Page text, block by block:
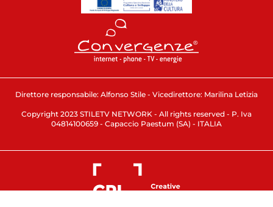
Direttore responsabile: Alfonso Stile - Vicedirettore: Marilina Letizia
Copyright 2023 STILETV NETWORK - All rights reserved - P. Iva
04814100659 - Capaccio Paestum (SA) - ITALIA